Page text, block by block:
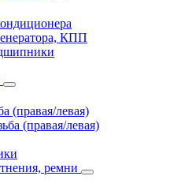
КПП
(правая/левая)
(правая/левая)
ремни